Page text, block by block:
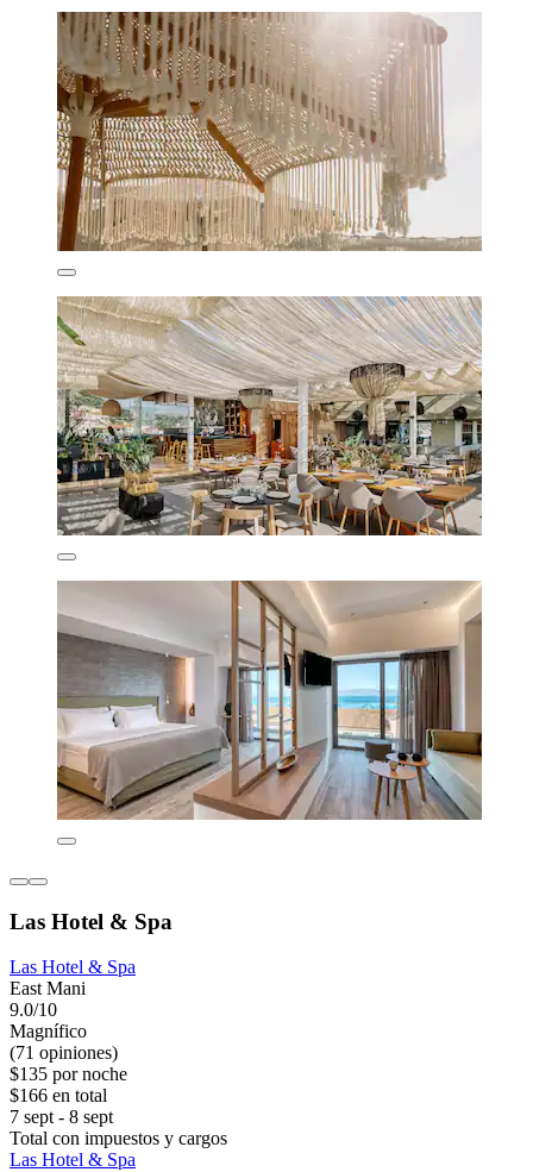
Las Hotel & Spa
Las Hotel & Spa
East Mani
9.0/10
Magnífico
(71 opiniones)
$135 por noche
$166 en total
7 sept - 8 sept
Total con impuestos y cargos
Las Hotel & Spa